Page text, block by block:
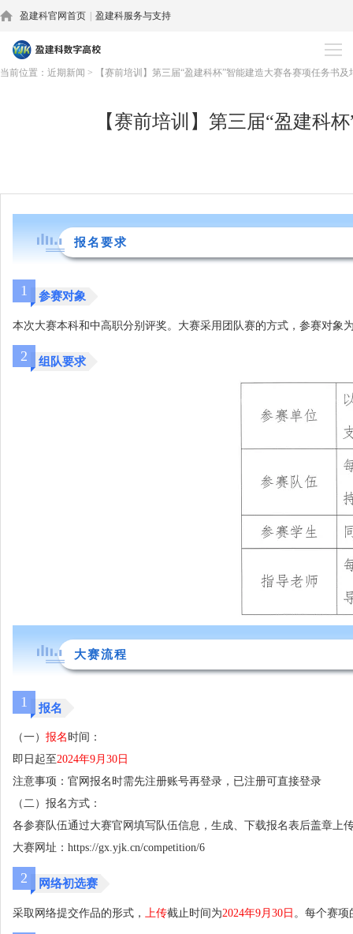
盈建科官网首页 盈建科服务与支持
当前位置： 近期新闻 > 【赛前培训】第三届“盈建科杯”智能建造大赛各赛项任务书
【赛前培训】第三届“盈建科
报名要求
1 参赛对象
本次大赛本科和中高职分别评奖。大赛采用团队赛的方式，参赛对象
2 组队要求
大赛流程
1 报名
（一） 报名 时间：
即日起至 2024年9月30日
注意事项：官网报名时需先注册账号再登录，已注册可直接登录
（二）报名方式：
各参赛队伍通过大赛官网填写队伍信息，生成、下载报名表后盖章上
大赛网址：https://gx.yjk.cn/competition/6
2 网络初选赛
采取网络提交作品的形式， 上传截止时间为2024年9月30日 。每个赛